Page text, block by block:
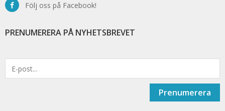
Följ oss på Facebook!
PRENUMERERA PÅ NYHETSBREVET
Prenumerera